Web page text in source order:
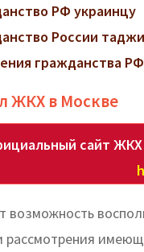
РФ украинцу
России
гражданства
ЖКХ в Москве
сайт